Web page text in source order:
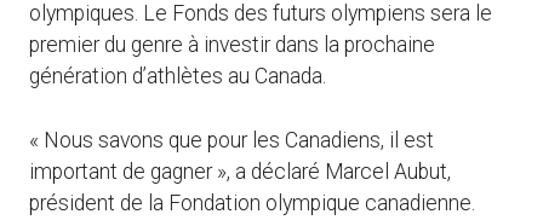
olympiques. Le Fonds des futurs olympiens sera le
premier du genre à investir dans la prochaine
génération d’athlètes au Canada.
« Nous savons que pour les Canadiens, il est
important de gagner », a déclaré Marcel Aubut,
président de la Fondation olympique canadienne.